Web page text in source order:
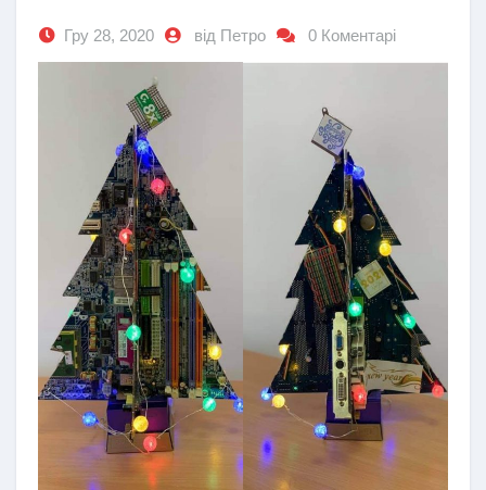
Гру 28, 2020 від Петро 0 Коментарі